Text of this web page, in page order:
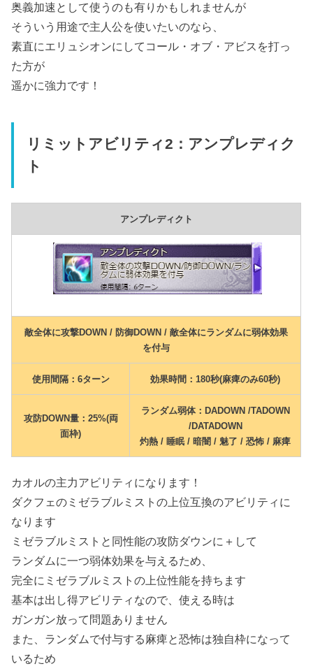
奥義加速として使うのも有りかもしれませんが
そういう用途で主人公を使いたいのなら、
素直にエリュシオンにしてコール・オブ・アビスを打っ
た方が
遥かに強力です！
リミットアビリティ2：アンプレディク
ト
アンプレディクト
敵全体に攻撃DOWN / 防御DOWN / 敵全体にランダムに弱体効果
を付与
使用間隔：6ターン 効果時間：180秒(麻痺のみ60秒)
攻防DOWN量：25%(両
面枠)
ランダム弱体：DADOWN /TADOWN
/DATADOWN
灼熱 / 睡眠 / 暗闇 / 魅了 / 恐怖 / 麻痺
カオルの主力アビリティになります！
ダクフェのミゼラブルミストの上位互換のアビリティに
なります
ミゼラブルミストと同性能の攻防ダウンに＋して
ランダムに一つ弱体効果を与えるため、
完全にミゼラブルミストの上位性能を持ちます
基本は出し得アビリティなので、使える時は
ガンガン放って問題ありません
また、ランダムで付与する麻痺と恐怖は独自枠になって
いるため